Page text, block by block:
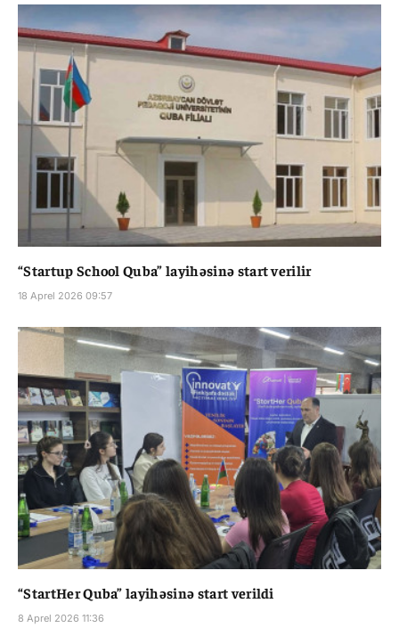
“Startup School Quba” layihəsinə start verilir
18 Aprel 2026 09:57
“StartHer Quba” layihəsinə start verildi
8 Aprel 2026 11:36